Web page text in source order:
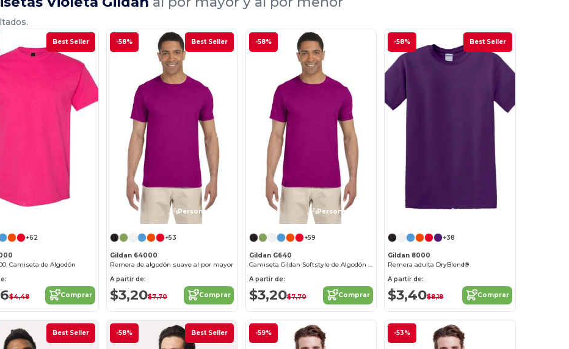
Best Seller
+62
Camiseta de Algodón
$4,48 Comprar
-58% Best Seller
¡Personalízalo!
+53
Gildan 64000
Remera de algodón suave al por mayor
A partir de:
$3,20$7,70 Comprar
-58%
¡Personalízalo!
+59
Gildan G640
Camiseta Gildan Softstyle de Algodón Suave
A partir de:
$3,20$7,70 Comprar
-58% Best Seller
¡Personalízalo!
+38
Gildan 8000
Remera adulta DryBlend®
A partir de:
$3,40$8,18 Comprar
Best Seller -58% Best Seller -59% -53%